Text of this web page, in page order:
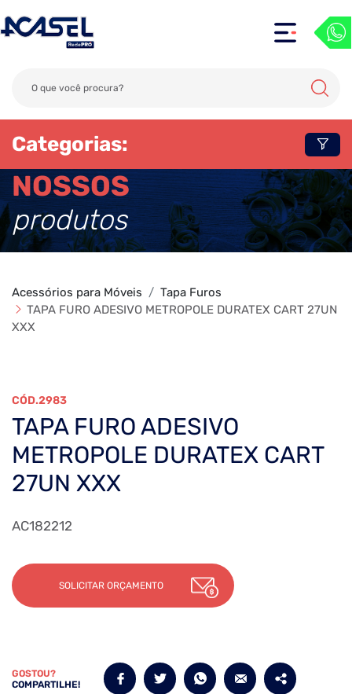
Categorias:
NOSSOS
produtos
Acessórios para Móveis
Tapa Furos
TAPA FURO ADESIVO METROPOLE DURATEX CART 27UN
XXX
2983
TAPA FURO ADESIVO
METROPOLE DURATEX CART
27UN XXX
AC182212
SOLICITAR ORÇAMENTO
GOSTOU?
COMPARTILHE!